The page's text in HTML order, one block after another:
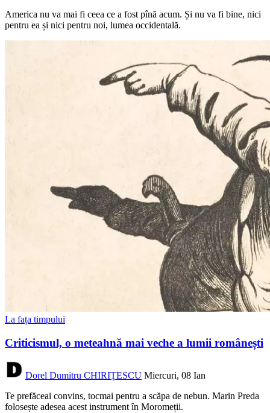
America nu va mai fi ceea ce a fost pînă acum. Și nu va fi bine, nici
pentru ea și nici pentru noi, lumea occidentală.
La fața timpului
Criticismul, o meteahnă mai veche a lumii românești
Dorel Dumitru CHIRIȚESCU Miercuri, 08 Ian
Te prefăceai convins, tocmai pentru a scăpa de nebun. Marin Preda
folosește adesea acest instrument în Moromeții.